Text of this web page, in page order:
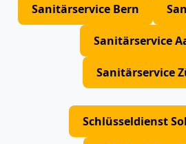
Sanitärservice Bern
Sanitärservice
Sanitärservice
Schlüsseldienst